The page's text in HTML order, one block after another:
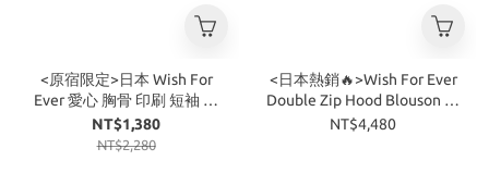
<原宿限定>日本 Wish For
Ever 愛心 胸骨 印刷 短袖 短
Tee 四色
NT$1,380
NT$2,280
<日本熱銷🔥>Wish For Ever
Double Zip Hood Blouson 雙
拉鍊 毛絨 可拆式 連帽 皮外
NT$4,480